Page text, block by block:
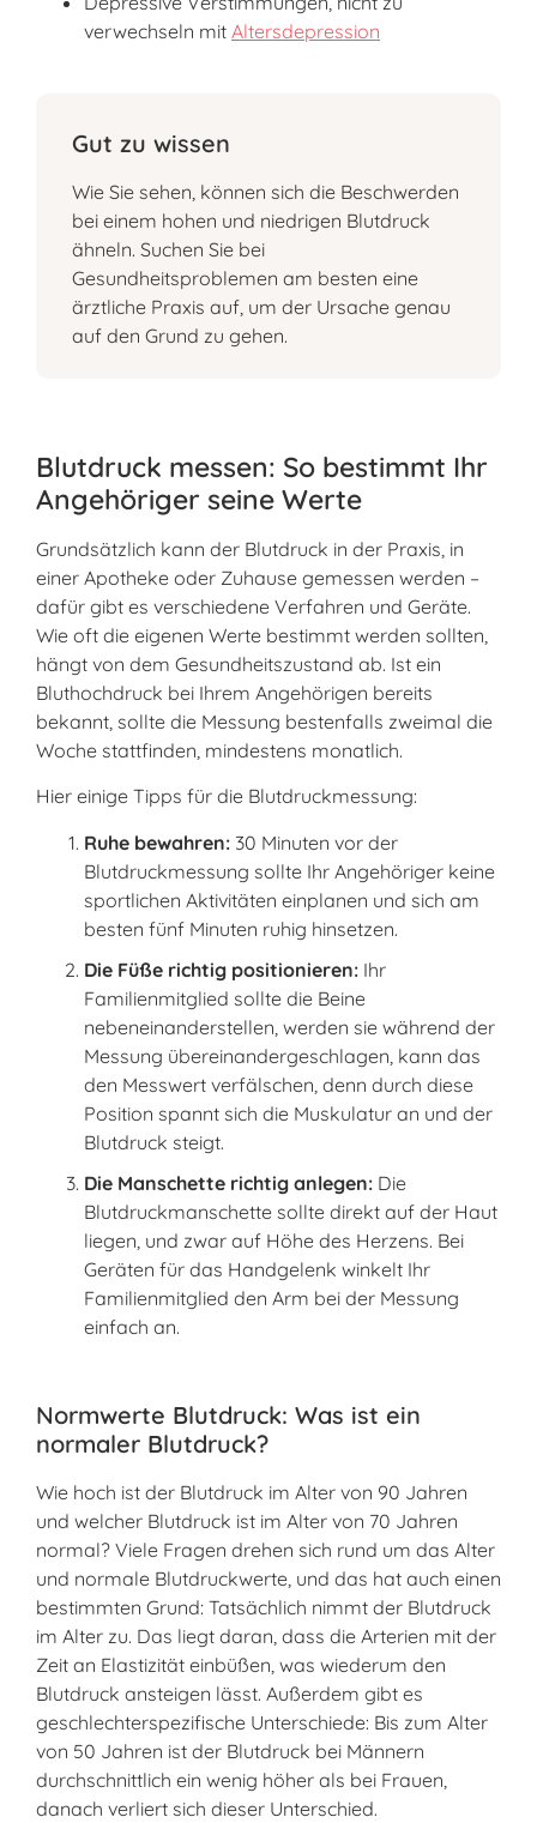
verwechseln mit Altersdepression
Gut zu wissen
Wie Sie sehen, können sich die Beschwerden
bei einem hohen und niedrigen Blutdruck
ähneln. Suchen Sie bei
Gesundheitsproblemen am besten eine
ärztliche Praxis auf, um der Ursache genau
auf den Grund zu gehen.
Blutdruck messen: So bestimmt Ihr
Angehöriger seine Werte
Grundsätzlich kann der Blutdruck in der Praxis, in
einer Apotheke oder Zuhause gemessen werden –
dafür gibt es verschiedene Verfahren und Geräte.
Wie oft die eigenen Werte bestimmt werden sollten,
hängt von dem Gesundheitszustand ab. Ist ein
Bluthochdruck bei Ihrem Angehörigen bereits
bekannt, sollte die Messung bestenfalls zweimal die
Woche stattfinden, mindestens monatlich.
Hier einige Tipps für die Blutdruckmessung:
Ruhe bewahren: 30 Minuten vor der
Blutdruckmessung sollte Ihr Angehöriger keine
sportlichen Aktivitäten einplanen und sich am
besten fünf Minuten ruhig hinsetzen.
Die Füße richtig positionieren: Ihr
Familienmitglied sollte die Beine
nebeneinanderstellen, werden sie während der
Messung übereinandergeschlagen, kann das
den Messwert verfälschen, denn durch diese
Position spannt sich die Muskulatur an und der
Blutdruck steigt.
Die Manschette richtig anlegen: Die
Blutdruckmanschette sollte direkt auf der Haut
liegen, und zwar auf Höhe des Herzens. Bei
Geräten für das Handgelenk winkelt Ihr
Familienmitglied den Arm bei der Messung
einfach an.
Normwerte Blutdruck: Was ist ein
normaler Blutdruck?
Wie hoch ist der Blutdruck im Alter von 90 Jahren
und welcher Blutdruck ist im Alter von 70 Jahren
normal? Viele Fragen drehen sich rund um das Alter
und normale Blutdruckwerte, und das hat auch einen
bestimmten Grund: Tatsächlich nimmt der Blutdruck
im Alter zu. Das liegt daran, dass die Arterien mit der
Zeit an Elastizität einbüßen, was wiederum den
Blutdruck ansteigen lässt. Außerdem gibt es
geschlechterspezifische Unterschiede: Bis zum Alter
von 50 Jahren ist der Blutdruck bei Männern
durchschnittlich ein wenig höher als bei Frauen,
danach verliert sich dieser Unterschied.